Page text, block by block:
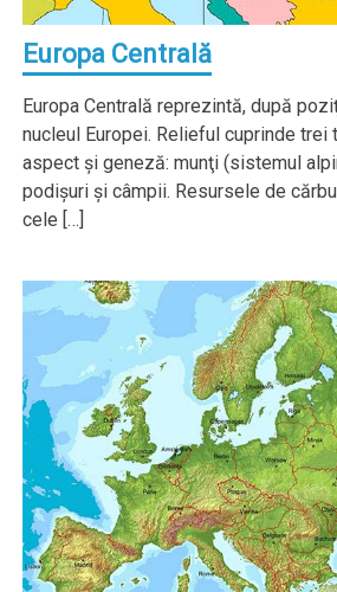
Europa Centrală
Europa Centrală reprezintă, după
nucleul Europei. Relieful cuprinde
aspect şi geneză: munţi (sistemul
podişuri şi câmpii. Resursele de
cele […]